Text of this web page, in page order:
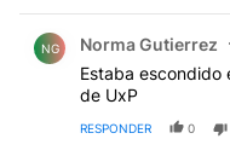
NG Norma Gutierrez
Estaba escondido
de UxP
RESPONDER 0